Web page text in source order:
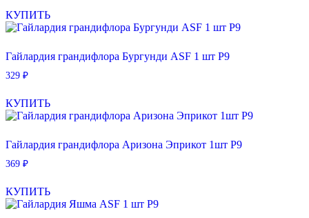
КУПИТЬ
Гайлардия грандифлора Бургунди ASF 1 шт Р9
329 ₽
КУПИТЬ
Гайлардия грандифлора Аризона Эприкот 1шт Р9
369 ₽
КУПИТЬ